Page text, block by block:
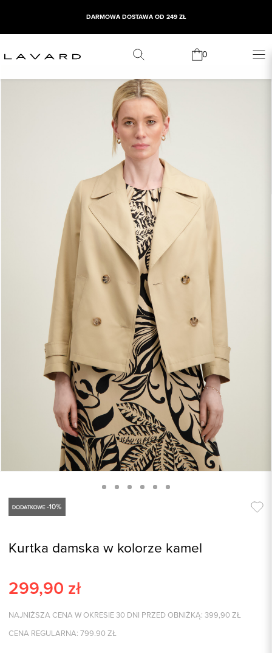
DARMOWA DOSTAWA OD 249 ZŁ
0
Kurtka damska w kolorze kamel
299,90 zł
NAJNIŻSZA CENA W OKRESIE 30 DNI PRZED OBNIŻKĄ: 399,90 ZŁ
CENA REGULARNA: 799.90 ZŁ